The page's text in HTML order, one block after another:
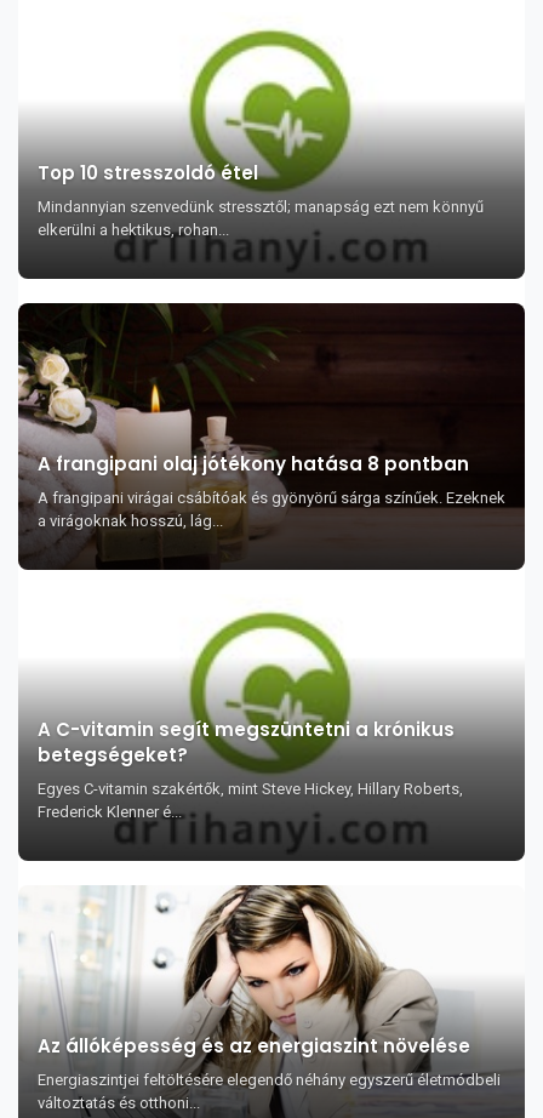
Top 10 stresszoldó étel
Mindannyian szenvedünk stressztől; manapság ezt nem könnyű
elkerülni a hektikus, rohan...
A frangipani olaj jótékony hatása 8 pontban
A frangipani virágai csábítóak és gyönyörű sárga színűek. Ezeknek
a virágoknak hosszú, lág...
A C-vitamin segít megszüntetni a krónikus
betegségeket?
Egyes C-vitamin szakértők, mint Steve Hickey, Hillary Roberts,
Frederick Klenner é...
Az állóképesség és az energiaszint növelése
Energiaszintjei feltöltésére elegendő néhány egyszerű életmódbeli
változtatás és otthoni...